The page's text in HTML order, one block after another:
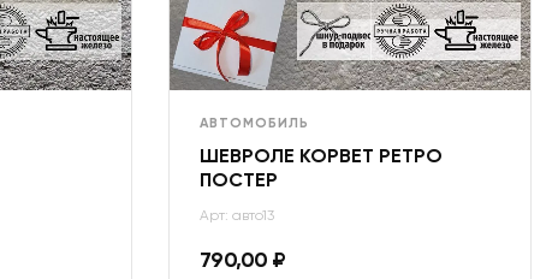
АВТОМОБИЛЬ
ШЕВРОЛЕ КОРВЕТ РЕТРО
ПОСТЕР
Арт: авто13
790,00 ₽